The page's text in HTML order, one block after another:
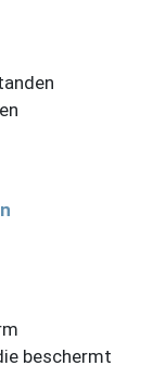
beschermt